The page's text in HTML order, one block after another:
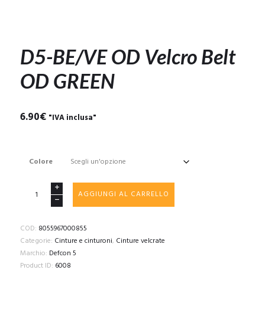
D5-BE/VE OD Velcro Belt
OD GREEN
6.90€ "IVA inclusa"
Colore
BE/VE
Velcro
Belt
OD
GREEN
AGGIUNGI AL CARRELLO
COD: 8055967000855
Categorie: Cinture e cinturoni, Cinture velcrate
Marchio: Defcon 5
Product ID: 6008